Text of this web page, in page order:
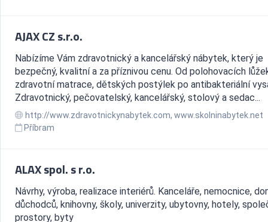
AJAX CZ s.r.o.
Nabízíme Vám zdravotnický a kancelářský nábytek, který je
bezpečný, kvalitní a za příznivou cenu. Od polohovacích
zdravotní matrace, dětských postýlek po antibakteriální
Zdravotnický, pečovatelský, kancelářský, stolový a sedac...
http://www.zdravotnickynabytek.com, www.skolninabytek.net
Příbram
ALAX spol. s r.o.
Návrhy, výroba, realizace interiérů. Kanceláře, nemocnice,
důchodců, knihovny, školy, univerzity, ubytovny, hotely,
prostory, byty